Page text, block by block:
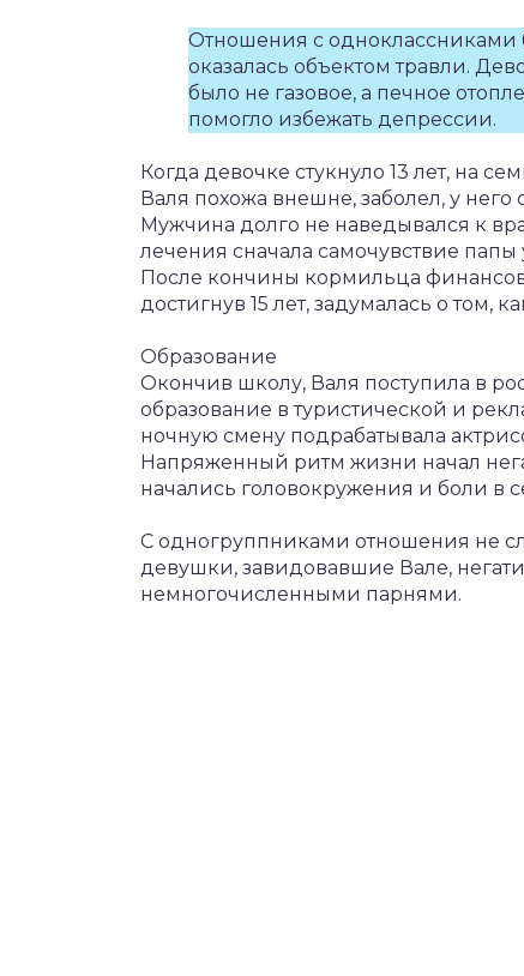
Отношения с одноклассниками
оказалась объектом травли.
было не газовое, а печное
помогло избежать депрессии.
Когда девочке стукнуло 13 лет, на
Валя похожа внешне, заболел, у
Мужчина долго не наведывался к
лечения сначала самочувствие
После кончины кормильца
достигнув 15 лет, задумалась о том,
Образование
Окончив школу, Валя поступила в
образование в туристической и
ночную смену подрабатывала
Напряженный ритм жизни начал
начались головокружения и боли в
С одногруппниками отношения не
девушки, завидовавшие Вале,
немногочисленными парнями.